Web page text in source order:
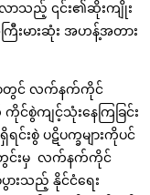
လာသည့် ၎င်း၏ဆိုးကျိုး
ြီးမားဆုံး အဟန့်အတား
ရာတွင် လက်နက်ကိုင်
စွဲကျင့်သုံးနေကြခြင်း
းစွဲ ပဋိပက္ခများကိုပင်
တွင်းမှ လက်နက်ကိုင်
ပွားသည့် နိုင်ငံရေး